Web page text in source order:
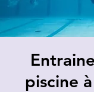
piscine